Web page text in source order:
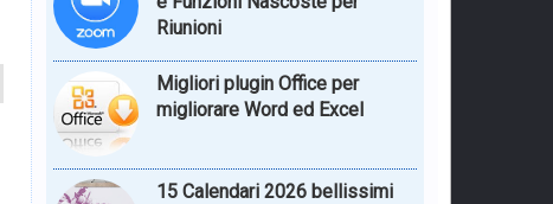
Riunioni
Migliori plugin Office per
migliorare Word ed Excel
15 Calendari 2026 bellissimi